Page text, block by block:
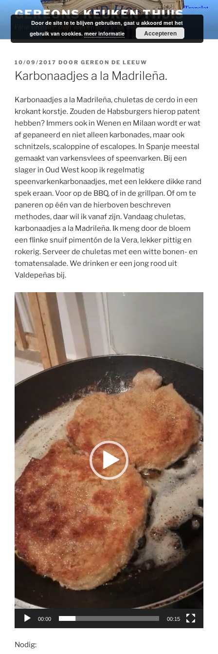
naar
inhoud
GEREONS KEUKEN THUIS
Fijne verhalen over wijn en spijs voor alledag.
GEPLAATST
OP
10/09/2017 DOOR GEREON DE LEEUW
Karbonaadjes a la Madrileña.
Karbonaadjes a la Madrileña, chuletas de cerdo in een
krokant korstje. Zouden de Habsburgers hierop patent
hebben? Immers ook in Wenen en Milaan wordt er wat
af gepaneerd en niet alleen karbonades, maar ook
schnitzels, scaloppine of escalopes. In Spanje meestal
gemaakt van varkensvlees of speenvarken. Bij een
slager in Oud West koop ik regelmatig
speenvarkenkarbonaadjes, met een lekkere dikke rand
spek eraan. Voor op de BBQ, of in de grillpan. Of om te
paneren op één van de hierboven beschreven
methodes, daar wil ik vanaf zijn. Vandaag chuletas,
karbonaadjes a la Madrileña. Ik meng door de bloem
een flinke snuif pimentón de la Vera, lekker pittig en
rokerig. Serveer de chuletas met een witte bonen- en
tomatensalade. We drinken er een jong rood uit
Valdepeñas bij.
Videospeler
00:00 00:15
Nodig:
Door de site te te blijven gebruiken, gaat u akkoord met het
gebruik van cookies.meer informatie Accepteren